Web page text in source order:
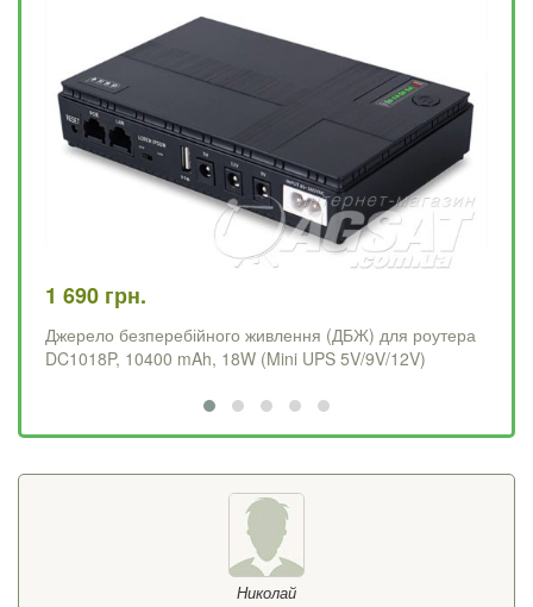
1 690 грн.
Джерело безперебійного живлення (ДБЖ) для роутера
DC1018P, 10400 mAh, 18W (Mini UPS 5V/9V/12V)
Николай